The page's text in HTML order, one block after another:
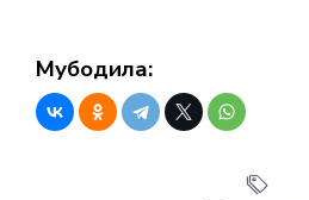
Мубодила: